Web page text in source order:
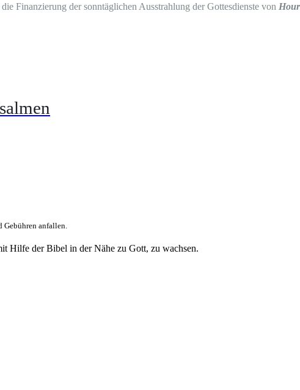
Finanzierung der sonntäglichen Ausstrahlung der Gottesdienste von
anfallen.
Hilfe der Bibel in der Nähe zu Gott, zu wachsen.